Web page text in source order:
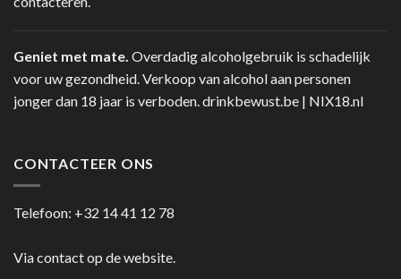
Geniet met mate. Overdadig alcoholgebruik is schadelijk
voor uw gezondheid. Verkoop van alcohol aan personen
jonger dan 18 jaar is verboden.drinkbewust.be | NIX18.nl
CONTACTEER ONS
Telefoon: +32 14 41 12 78
Via contact op de website.